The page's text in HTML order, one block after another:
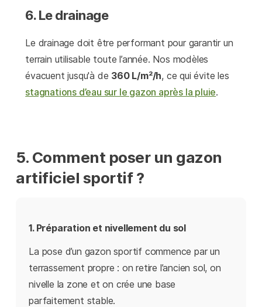
6. Le drainage
Le drainage doit être performant pour garantir un
terrain utilisable toute l’année. Nos modèles
évacuent jusqu'à de 360 L/m²/h, ce qui évite les
stagnations d’eau sur le gazon après la pluie.
5. Comment poser un gazon
artificiel sportif ?
1. Préparation et nivellement du sol
La pose d’un gazon sportif commence par un
terrassement propre : on retire l’ancien sol, on
nivelle la zone et on crée une base
parfaitement stable.